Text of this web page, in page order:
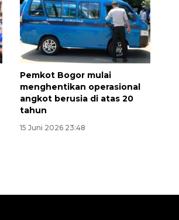
Pemkot Bogor mulai
menghentikan operasional
angkot berusia di atas 20
tahun
15 Juni 2026 23:48